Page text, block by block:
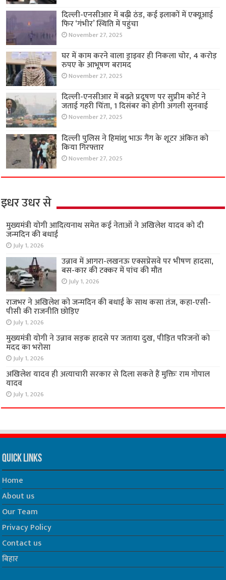
दिल्ली-एनसीआर में बढ़ी ठंड, कई इलाकों में एक्यूआई
फिर ‘गंभीर’ स्थिति में पहुंचा
November 27, 2025
घर में काम करने वाला ड्राइवर ही निकला चोर, 4 करोड़
रुपए के आभूषण बरामद
November 27, 2025
दिल्ली-एनसीआर में बढ़ते प्रदूषण पर सुप्रीम कोर्ट ने
जताई गहरी चिंता, 1 दिसंबर को होगी अगली सुनवाई
November 27, 2025
दिल्ली पुलिस ने हिमांशु भाऊ गैंग के शूटर अंकित को
किया गिरफ्तार
November 27, 2025
इधर उधर से
मुख्यमंत्री योगी आदित्यनाथ समेत कई नेताओं ने अखिलेश यादव को दी
जन्मदिन की बधाई
July 1, 2026
उन्नाव में आगरा-लखनऊ एक्सप्रेसवे पर भीषण हादसा,
बस-कार की टक्कर में पांच की मौत
July 1, 2026
राजभर ने अखिलेश को जन्मदिन की बधाई के साथ कसा तंज, कहा-एसी-
पीसी की राजनीति छोड़िए
July 1, 2026
मुख्यमंत्री योगी ने उन्नाव सड़क हादसे पर जताया दुख, पीड़ित परिजनों को
मदद का भरोसा
July 1, 2026
अखिलेश यादव ही अत्याचारी सरकार से दिला सकते हैं मुक्तिः राम गोपाल
यादव
July 1, 2026
Quick Links
Home
About us
Our Team
Privacy Policy
Contact us
बिहार